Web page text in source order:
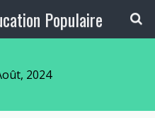
Populaire
2024